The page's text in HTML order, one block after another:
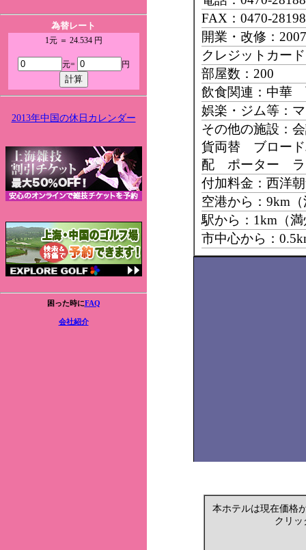
為替レート
1元 ＝ 24.534 円
元= 円
2013年中国の休日カレンダー
困った時にFAQ
会社紹介
FAX：0470-
開業・改修：
クレジットカー
部屋数：200
飲食関連：中
娯楽・ジム等：
その他の施設：
貨両替 ブロー
配 ポーター ラ
付加料金：西洋
空港から：9km
駅から：1km（
市中心から：
本ホテルは現在価格
クリッ